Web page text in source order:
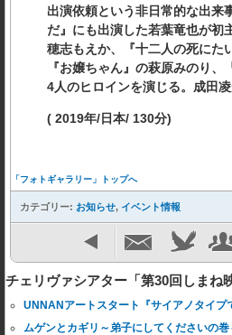
出演依頼という非日常的な出来
だ』にも出演した若葉竜也が初
穂志もえか、『十二人の死にた
『お嬢ちゃん』の萩原みのり
4人のヒロインを演じる。成田凌
( 2019年/日本/ 130分)
「フォトギャラリー」トップへ
カテゴリー: お知らせ, イベント情報
チェリヴァシアター「第30回しまね
UNNANアートスタート『サイアノタイプ
ムゲンとカギリ～弟子にしてくださいの巻